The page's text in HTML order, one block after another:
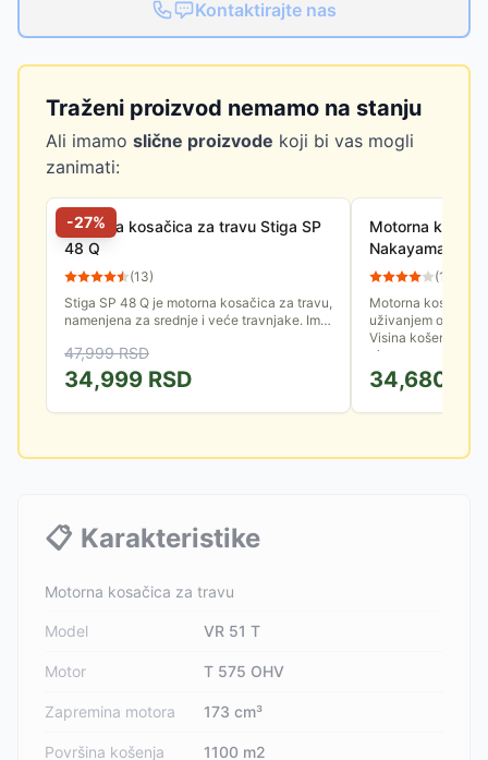
Kontaktirajte nas
Traženi proizvod nemamo na stanju
Ali imamo slične proizvode koji bi vas mogli
zanimati:
-27%
Motorna kosačica za travu Stiga SP
48 Q
(13)
Stiga SP 48 Q je motorna kosačica za travu,
namenjena za srednje i veće travnjake. Ima
Nudi mogućnost...
47,999RSD
34,999 RSD
Motorna
Nakayama
(15
Motorna kosačica
uživanjem
Visina košenja je
nivoa, u rasponu
34,680
📋 Karakteristike
Motorna kosačica za travu
Model VR 51 T
Motor T 575 OHV
Zapremina motora 173 cm³
Površina košenja 1100 m2